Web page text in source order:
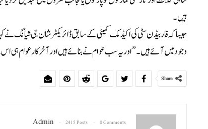
ہیں۔
وجود میں آئے ہیں۔” اور یہ سب عوام نے بنائے ہیں اور آخر کار عوام
Share
Admin 2415 Posts 0 Comments